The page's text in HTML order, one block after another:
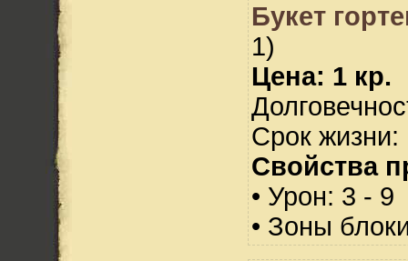
Букет
1)
Цена: 1 кр.
Срок жизни:
Свойства
• Урон: 3 - 9
• Зоны